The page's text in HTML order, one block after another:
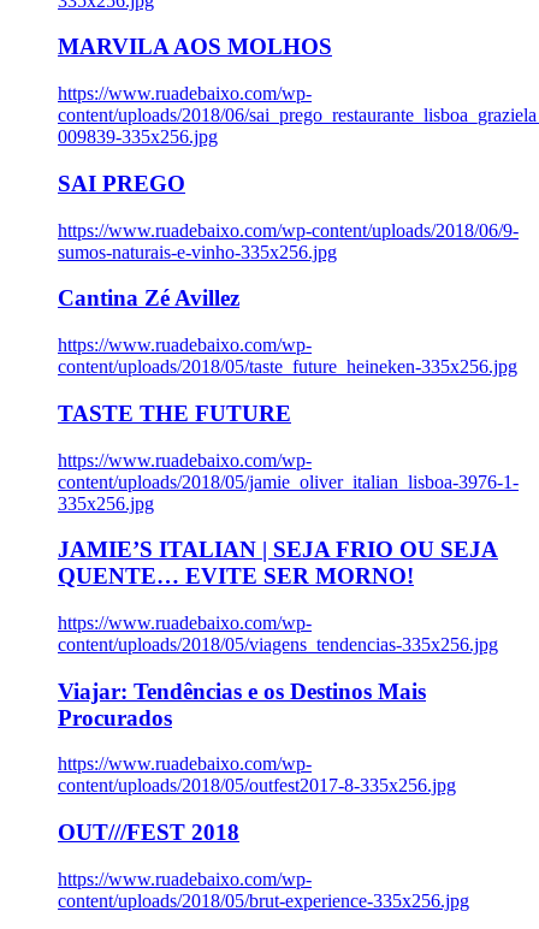
MARVILA AOS MOLHOS
https://www.ruadebaixo.com/wp-
content/uploads/2018/06/
009839-335x256.jpg
SAI PREGO
https://www.ruadebaixo.com/wp-content/uploads/2018/06/9-
sumos-naturais-e-vinho-335x256.jpg
Cantina Zé Avillez
https://www.ruadebaixo.com/wp-
content/uploads/2018/05/taste_future_heineken-335x256.jpg
TASTE THE FUTURE
https://www.ruadebaixo.com/wp-
content/uploads/2018/05/jamie_oliver_italian_lisboa-3976-1-
335x256.jpg
JAMIE’S ITALIAN | SEJA FRIO OU SEJA
QUENTE… EVITE SER MORNO!
https://www.ruadebaixo.com/wp-
content/uploads/2018/05/viagens_tendencias-335x256.jpg
Viajar: Tendências e os Destinos Mais
Procurados
https://www.ruadebaixo.com/wp-
content/uploads/2018/05/outfest2017-8-335x256.jpg
OUT///FEST 2018
https://www.ruadebaixo.com/wp-
content/uploads/2018/05/brut-experience-335x256.jpg